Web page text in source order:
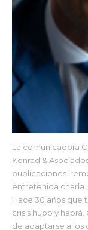
La comunicadora
Konrad &
publicaciones
entretenida charla.
Hace 30 años que
crisis hubo y
de adaptarse a los